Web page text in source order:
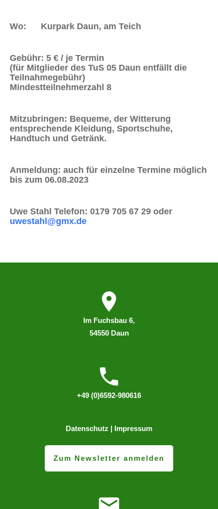
Wo: Kurpark Daun, am Teich
Gebühr: 5 € / je Termin
(für Mitglieder des TuS 05 Daun entfällt die
Teilnahmegebühr)
Mindestteilnehmerzahl 8
Mitzubringen: Bequeme, der Witterung
entsprechende Kleidung, Sportschuhe,
Handtuch und Getränk.
Anmeldung: auch für einzelne Termine möglich
bis zum 06.08.2023
Uwe Stahl Telefon: 0179 705 67 29 oder
uwestahl@gmx.de
Im Fuchsbau 6,
54550 Daun
+49 (0)6592-980616
Datenschutz | Impressum
Zum Newsletter anmelden